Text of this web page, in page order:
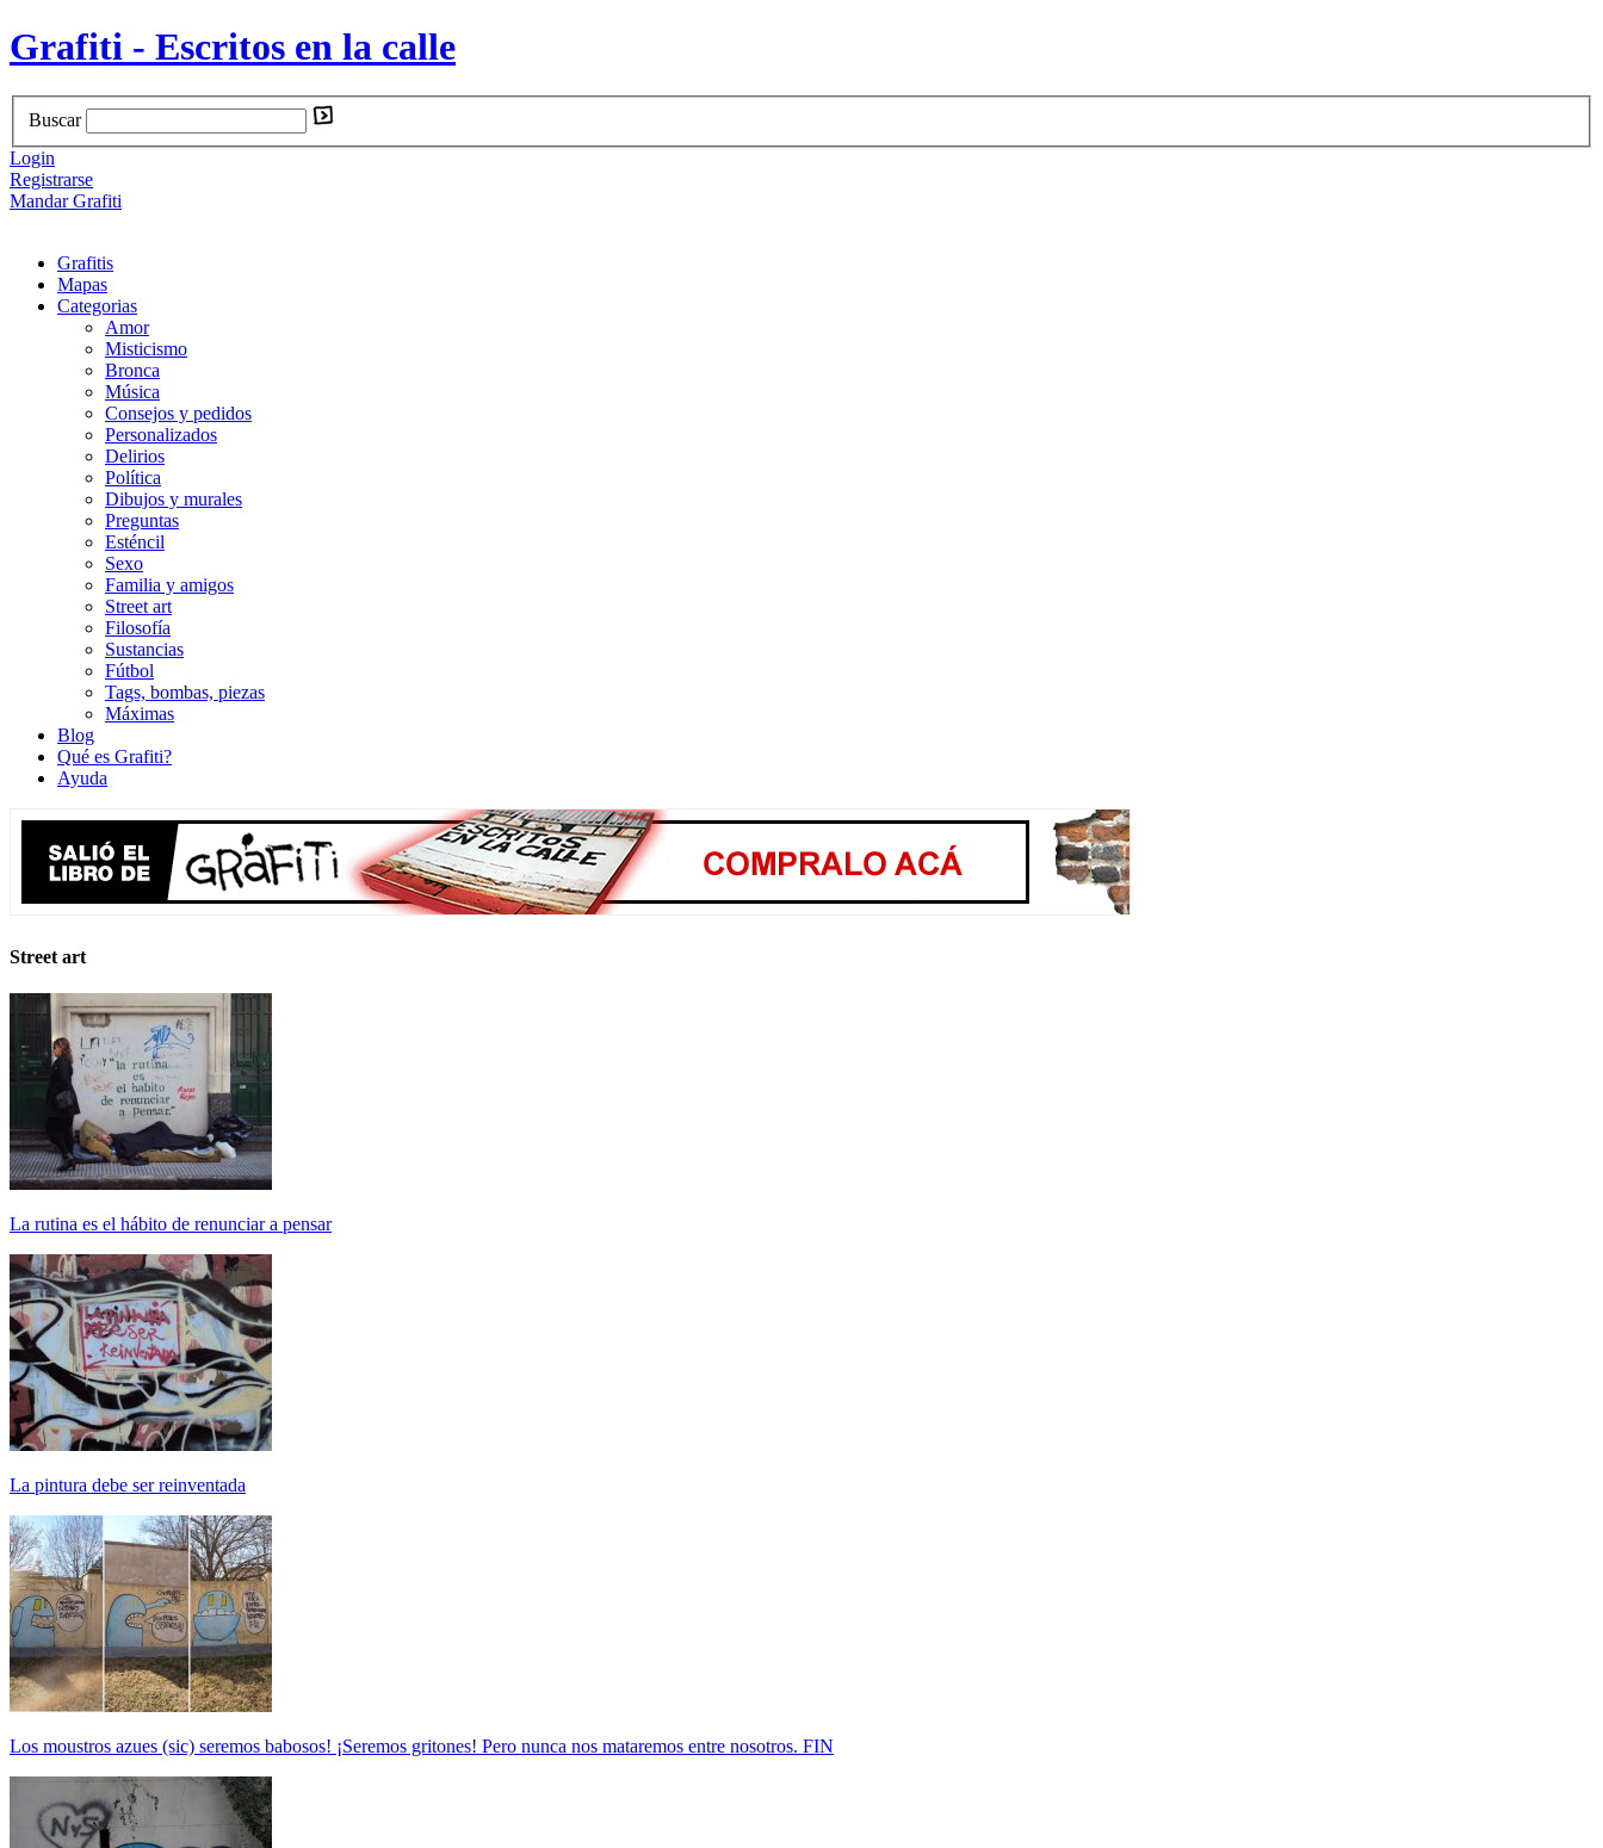
Grafiti - Escritos en la calle
Buscar
Login
Registrarse
Mandar Grafiti
Grafitis
Mapas
Categorias
Amor
Misticismo
Bronca
Música
Consejos y pedidos
Personalizados
Delirios
Política
Dibujos y murales
Preguntas
Esténcil
Sexo
Familia y amigos
Street art
Filosofía
Sustancias
Fútbol
Tags, bombas, piezas
Máximas
Blog
Qué es Grafiti?
Ayuda
Street art
La rutina es el hábito de renunciar a pensar
La pintura debe ser reinventada
Los moustros azues (sic) seremos babosos! ¡Seremos gritones! Pero nunca nos mataremos entre nosotros. FIN